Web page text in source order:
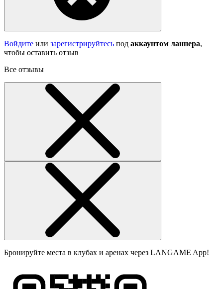
Войдите или зарегистрируйтесь под аккаунтом ланнера,
чтобы оставить отзыв
Все отзывы
Бронируйте места в клубах и аренах через LANGAME App!